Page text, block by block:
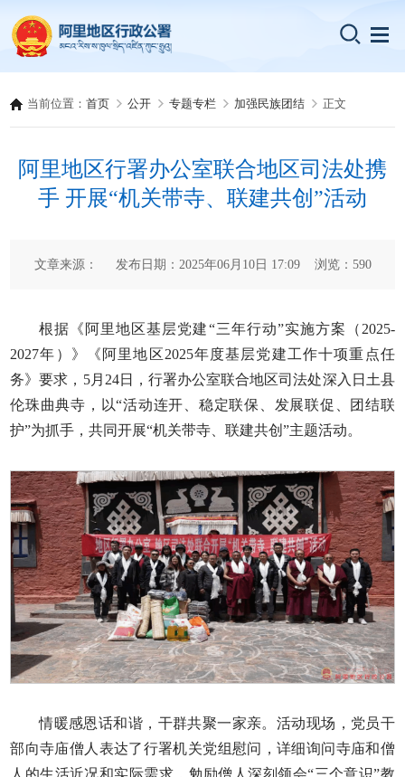
当前位置：首页 公开 专题专栏 加强民族团结 正文
阿里地区行署办公室联合地区司法处携
手 开展“机关带寺、联建共创”活动
文章来源： 发布日期：2025年06月10日 17:09 浏览： 590
根据《阿里地区基层党建“三年行动”实施方案（2025-
2027年）》《阿里地区2025年度基层党建工作十项重点任
务》要求，5月24日，行署办公室联合地区司法处深入日土县
伦珠曲典寺，以“活动连开、稳定联保、发展联促、团结联
护”为抓手，共同开展“机关带寺、联建共创”主题活动。
情暖感恩话和谐，干群共聚一家亲。活动现场，党员干
部向寺庙僧人表达了行署机关党组慰问，详细询问寺庙和僧